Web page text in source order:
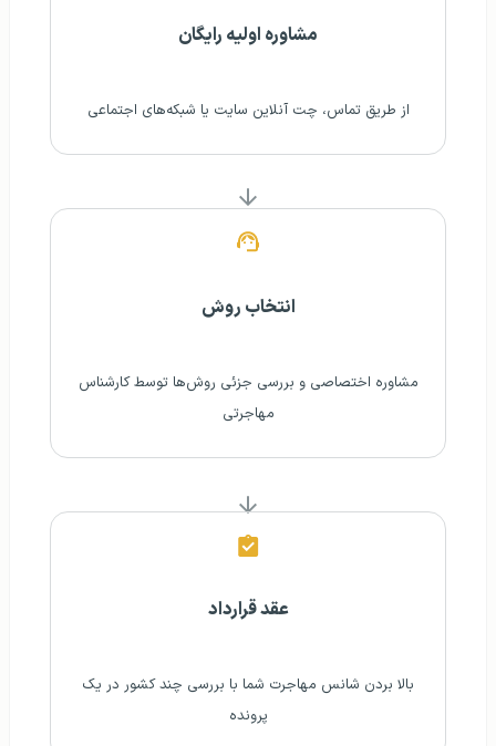
مشاوره اولیه رایگان
از طریق تماس، چت آنلاین سایت یا شبکه‌های اجتماعی
انتخاب روش
مشاوره اختصاصی و بررسی جزئی روش‌ها توسط کارشناس
مهاجرتی
عقد قرارداد
بالا بردن شانس مهاجرت شما با بررسی چند کشور در یک
پرونده